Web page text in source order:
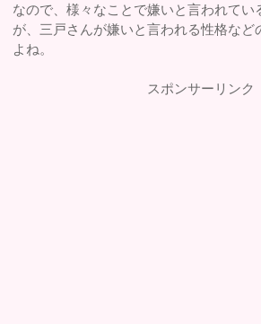
なので、様々なことで嫌いと言われてい
が、三戸さんが嫌いと言われる性格など
よね。
スポンサーリンク